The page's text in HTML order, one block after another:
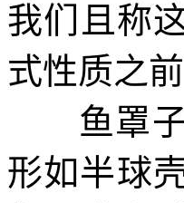
我们且称
式性质之
鱼罩
形如半球